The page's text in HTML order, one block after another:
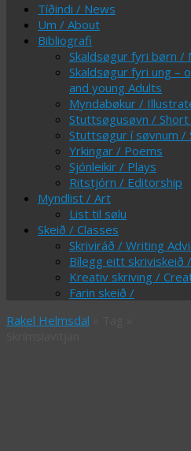
Tíðindi / News
Um / About
Bibliografi
Skaldsøgur fyri børn /
Skaldsøgur fyri ung –
and young Adults
Myndabøkur /
Stuttsøgusøvn /
Stuttsøgur í søvnum /
Yrkingar / Poems
Sjónleikir / Plays
Ritstjórn / Editorship
Myndlist / Art
List til sølu
Skeið / Classes
Skriviráð / Writing
Bílegg eitt skriviskeið
Kreativ skriving /
Farin skeið /
Rakel Helmsdal